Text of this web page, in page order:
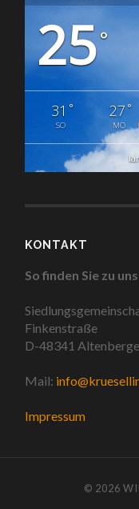
25°
31 °
SO
27°
MO
KONTAKT
So finden Sie zu
Finkenstraße
D-48341 Altenberge
Mail:
Impressum
© 2026